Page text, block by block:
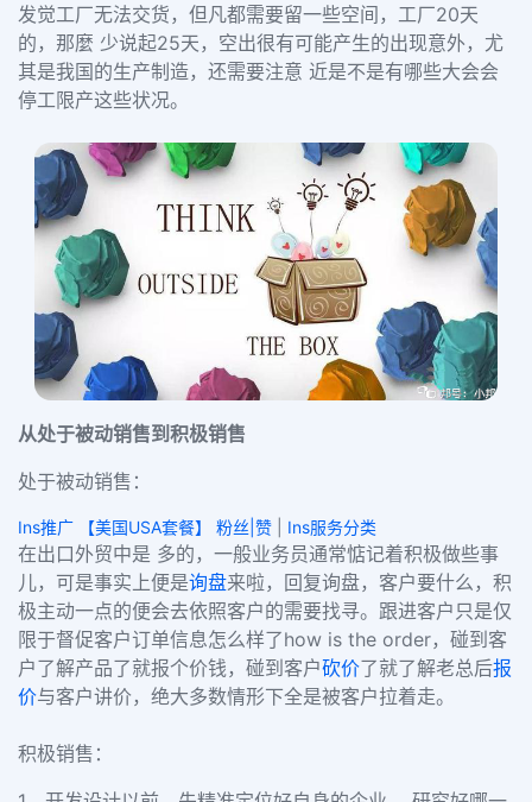
发觉工厂无法交货，但凡都需要留一些空间，工厂20天
的，那麼 少说起25天，空出很有可能产生的出现意外， 尤
其是我国的生产制造，还需要注意 近是不是有哪些大会会
停工限产这些状况。
从处于被动销售到积极销售
处于被动销售：
Ins推广 【美国USA套餐】 粉丝|赞 Ins服务分类
在出口外贸中是 多的，一般业务员通常惦记着积极做些事
儿，可是事实上便是询盘来啦，回复询盘，客户要什么，积
极主动一点的便会去依照客户的需要找寻。跟进客户只是仅
限于督促客户订单信息怎么样了how is the order，碰到客
户了解产品了就报个价钱，碰到客户砍价了就了解老总后报
价与客户讲价，绝大多数情形下全是被客户拉着走。
积极销售：